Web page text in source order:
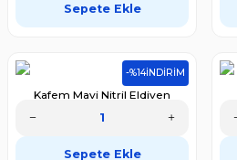
240,99 TL
Sepete Ekle
-%14İNDİRİM
Kafem Mavi Nitril Eldiven
Pudrasız (L) 100 Lü X 20 Paket
Sepete Ekle